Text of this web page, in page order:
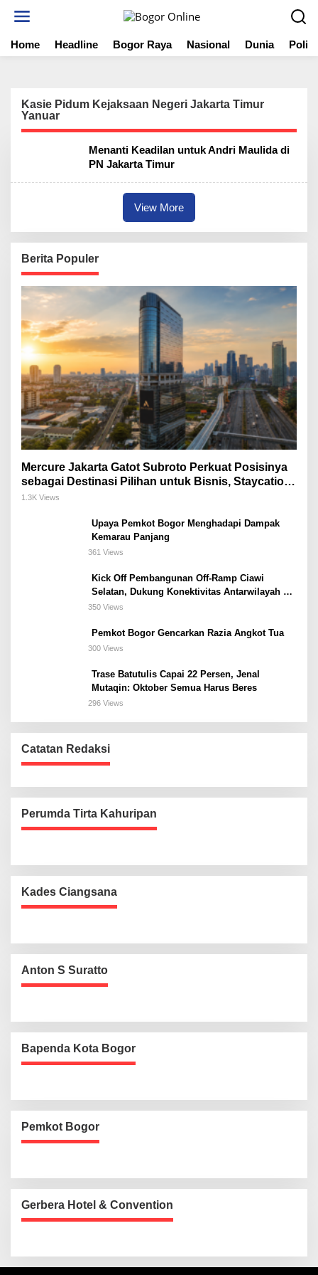
t
Home Headline Bogor Raya Nasional Dunia
Kasie Pidum Kejaksaan Negeri Jakarta Timur
Yanuar
Menanti Keadilan untuk Andri Maulida di
PN Jakarta Timur
View More
Berita Populer
Mercure Jakarta Gatot Subroto Perkuat Posisinya
sebagai Destinasi Pilihan untuk Bisnis, Staycation,
Meeting, dan Kuliner di Jakarta Selatan
1.3K Views
Upaya Pemkot Bogor Menghadapi Dampak
Kemarau Panjang
361 Views
Kick Off Pembangunan Off-Ramp Ciawi
Selatan, Dukung Konektivitas Antarwilayah di
Bogor Selatan
350 Views
Pemkot Bogor Gencarkan Razia Angkot Tua
300 Views
Trase Batutulis Capai 22 Persen, Jenal
Mutaqin: Oktober Semua Harus Beres
296 Views
Catatan Redaksi
Perumda Tirta Kahuripan
Kades Ciangsana
Anton S Suratto
Bapenda Kota Bogor
Pemkot Bogor
Gerbera Hotel & Convention